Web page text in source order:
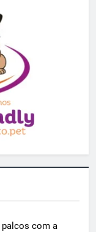
palcos com a